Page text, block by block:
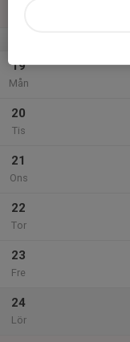
19
Mån
20
Tis
21
Ons
22
Tor
23
Fre
24
Lör